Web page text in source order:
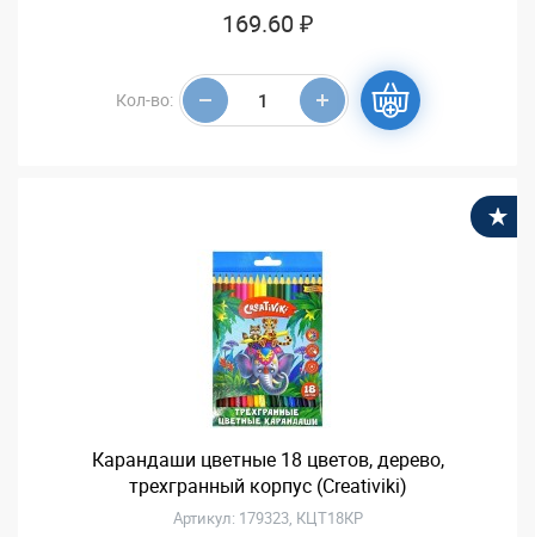
169.60 ₽
Кол-во:
Карандаши цветные 18 цветов, дерево,
трехгранный корпус (Creativiki)
Артикул: 179323, КЦТ18КР